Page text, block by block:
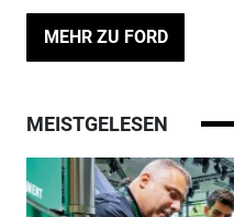
MEHR ZU FORD
MEISTGELESEN